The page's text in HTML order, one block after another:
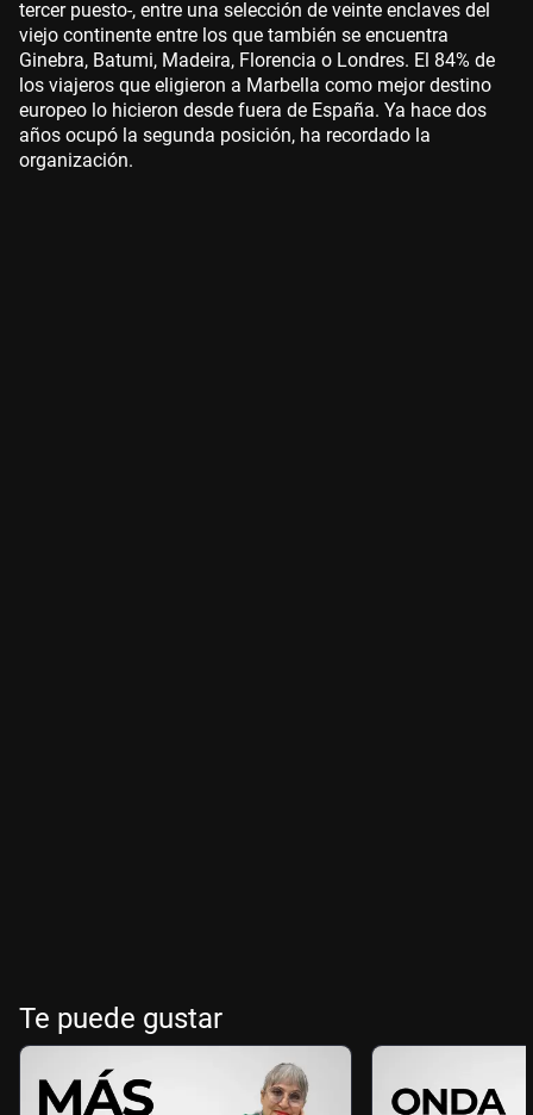
tercer puesto-, entre una selección de veinte enclaves del
viejo continente entre los que también se encuentra
Ginebra, Batumi, Madeira, Florencia o Londres. El 84% de
los viajeros que eligieron a Marbella como mejor destino
europeo lo hicieron desde fuera de España. Ya hace dos
años ocupó la segunda posición, ha recordado la
organización.
Te puede gustar